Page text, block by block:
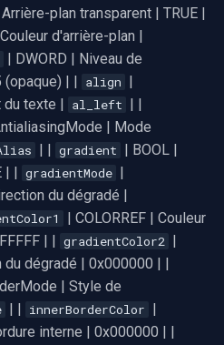
Spécifique à Windows
Spécifique à Linux
Spécifique à Apple
Arecont Vision
JVC
Toshiba
Linksys
LTS
Q-See
Speco Technologies
plan transparent | TRUE |
d'arrière-plan |
| DWORD | Niveau de
(opaque) | | align |
du texte | al_left | |
| Mode
| | gradient | BOOL |
| | gradientMode |
du dégradé |
| COLORREF | Couleur
| | gradientColor2 |
du dégradé | 0x000000 | |
| Style de
| | innerBorderColor |
interne | 0x000000 | |